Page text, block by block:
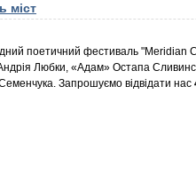
міст
поетичний фестиваль "Meridian
Любки, «Адам» Остапа
Запрошуємо відвідати нас